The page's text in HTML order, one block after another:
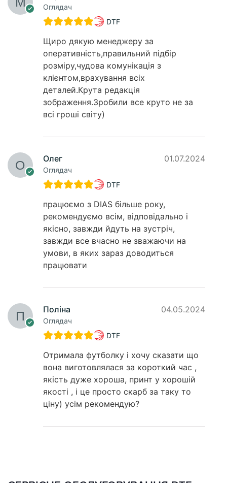
Оглядач
DTF
Щиро дякую менеджеру за
оперативність,правильний підбір
розміру,чудова комунікація з
клієнтом,врахування всіх
деталей.Крута редакція
зображення.Зробили все круто не за
всі гроші світу)
Олег
Оглядач
01.07.2024
DTF
працюємо з DIAS більше року,
рекомендуємо всім, відповідально і
якісно, завжди йдуть на зустріч,
завжди все вчасно не зважаючи на
умови, в яких зараз доводиться
працювати
Поліна
Оглядач
04.05.2024
DTF
Отримала футболку і хочу сказати що
вона виготовлялася за короткий час ,
якість дуже хороша, принт у хорошій
якості , і це просто скарб за таку то
ціну) усім рекомендую?